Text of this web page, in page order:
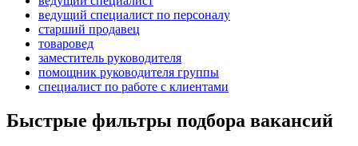
ведущий специалист по персоналу
старший продавец
товаровед
заместитель руководителя
помощник руководителя группы
специалист по работе с клиентами
Быстрые фильтры подбора вакансий